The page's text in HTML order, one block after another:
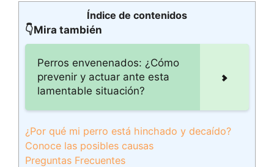
Índice de contenidos
👇Mira también
Perros envenenados: ¿Cómo
prevenir y actuar ante esta
lamentable situación?
¿Por qué mi perro está hinchado y decaído?
Conoce las posibles causas
Preguntas Frecuentes